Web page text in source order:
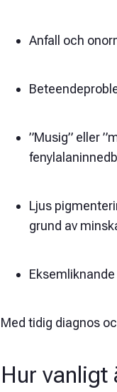
Anfall och
”Musig” eller
Ljus
grund av
Med tidig diagnos
Hur vanligt